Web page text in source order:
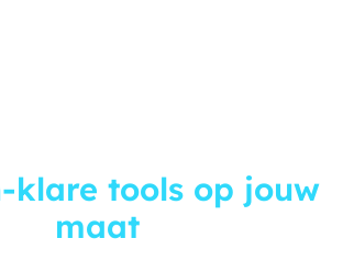
klare tools op jouw
maat